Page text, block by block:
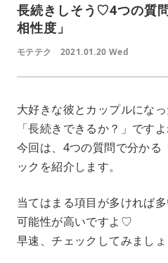
長続きしそう♡4つの質
相性度」
モテテク 2021.01.20 Wed
大好きな彼とカップルにな
「長続きできるか？」ですよ
今回は、4つの質問で分かる
ックを紹介します。
当てはまる項目が多ければ
可能性が高いですよ♡
早速、チェックしてみましょ